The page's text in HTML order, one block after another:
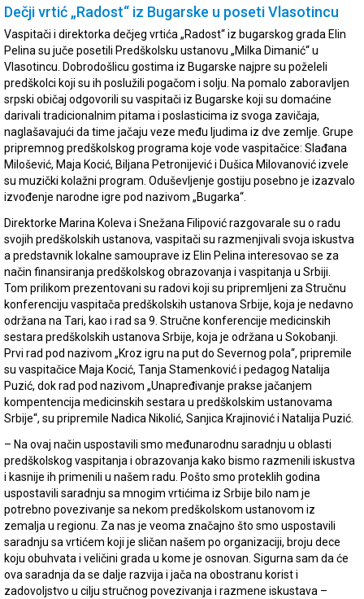
Dečji vrtić „Radost“ iz Bugarske u poseti Vlasotincu
Vaspitači i direktorka dečjeg vrtića „Radost“ iz bugarskog grada Elin
Pelina su juče posetili Predškolsku ustanovu „Milka Dimanić“ u
Vlasotincu. Dobrodošlicu gostima iz Bugarske najpre su poželeli
predškolci koji su ih poslužili pogačom i solju. Na pomalo zaboravljen
srpski običaj odgovorili su vaspitači iz Bugarske koji su domaćine
darivali tradicionalnim pitama i poslasticima iz svoga zavičaja,
naglašavajući da time jačaju veze među ljudima iz dve zemlje. Grupe
pripremnog predškolskog programa koje vode vaspitačice: Slađana
Milošević, Maja Kocić, Biljana Petronijević i Dušica Milovanović izvele
su muzički kolažni program. Oduševljenje gostiju posebno je izazvalo
izvođenje narodne igre pod nazivom „Bugarka“.
Direktorke Marina Koleva i Snežana Filipović razgovarale su o radu
svojih predškolskih ustanova, vaspitači su razmenjivali svoja iskustva
a predstavnik lokalne samouprave iz Elin Pelina interesovao se za
način finansiranja predškolskog obrazovanja i vaspitanja u Srbiji.
Tom prilikom prezentovani su radovi koji su pripremljeni za Stručnu
konferenciju vaspitača predškolskih ustanova Srbije, koja je nedavno
održana na Tari, kao i rad sa 9. Stručne konferencije medicinskih
sestara predškolskih ustanova Srbije, koja je održana u Sokobanji.
Prvi rad pod nazivom „Kroz igru na put do Severnog pola“, pripremile
su vaspitačice Maja Kocić, Tanja Stamenković i pedagog Natalija
Puzić, dok rad pod nazivom „Unapređivanje prakse jačanjem
kompentencija medicinskih sestara u predškolskim ustanovama
Srbije“, su pripremile Nadica Nikolić, Sanjica Krajinović i Natalija Puzić.
– Na ovaj način uspostavili smo međunarodnu saradnju u oblasti
predškolskog vaspitanja i obrazovanja kako bismo razmenili iskustva
i kasnije ih primenili u našem radu. Pošto smo proteklih godina
uspostavili saradnju sa mnogim vrtićima iz Srbije bilo nam je
potrebno povezivanje sa nekom predškolskom ustanovom iz
zemalja u regionu. Za nas je veoma značajno što smo uspostavili
saradnju sa vrtićem koji je sličan našem po organizaciji, broju dece
koju obuhvata i veličini grada u kome je osnovan. Sigurna sam da će
ova saradnja da se dalje razvija i jača na obostranu korist i
zadovoljstvo u cilju stručnog povezivanja i razmene iskustava –